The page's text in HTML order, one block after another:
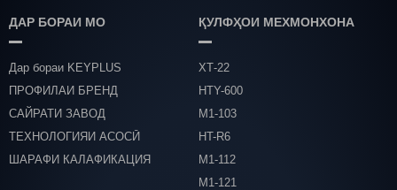
ДАР БОРАИ МО
Дар бораи KEYPLUS
ПРОФИЛАИ БРЕНД
САЙРАТИ ЗАВОД
ТЕХНОЛОГИЯИ АСОСӢ
ШАРАФИ КАЛАФИКАЦИЯ
ҚУЛФҲОИ МЕХМОНХОНА
ХТ-22
HTY-600
М1-103
HT-R6
М1-112
М1-121